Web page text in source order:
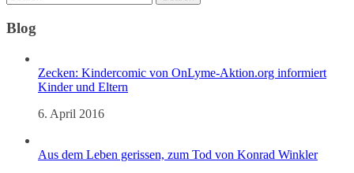
Blog
Zecken: Kindercomic von OnLyme-Aktion.org informiert
Kinder und Eltern
6. April 2016
Aus dem Leben gerissen, zum Tod von Konrad Winkler